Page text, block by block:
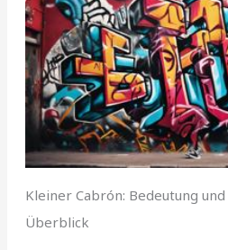
Kleiner Cabrón: Bedeutung
Überblick